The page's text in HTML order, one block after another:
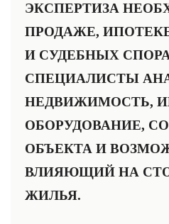
ЭКСПЕРТИЗА
ПРОДАЖЕ,
И СУДЕБНЫХ
СПЕЦИАЛИСТЫ
НЕДВИЖИМОСТЬ,
ОБОРУДОВАНИЕ,
ОБЪЕКТА И
ВЛИЯЮЩИЙ НА
ЖИЛЬЯ.